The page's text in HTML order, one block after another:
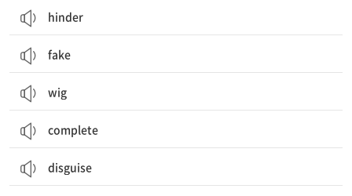
hinder
fake
wig
complete
disguise